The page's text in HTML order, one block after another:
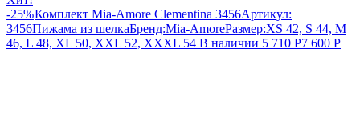
-25%Комплект Mia-Amore Clementina 3456Артикул:
3456Пижама из шелкаБренд:Mia-AmoreРазмер:XS 42, S 44, M
46, L 48, XL 50, XXL 52, XXXL 54 В наличии 5 710 Р7 600 Р